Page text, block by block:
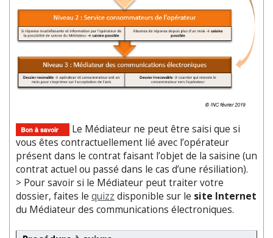
Le Médiateur ne peut être saisi que si
vous êtes contractuellement lié avec l’opérateur
présent dans le contrat faisant l’objet de la saisine (un
contrat actuel ou passé dans le cas d’une résiliation).
> Pour savoir si le Médiateur peut traiter votre
dossier, faites le quizz disponible sur le site Internet
du Médiateur des communications électroniques.